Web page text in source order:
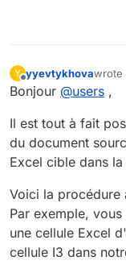
Y
Offline
yyevtykhovawrote
last
Bonjour @users ,
Il est tout à fait
du document
Excel cible dans
Voici la procédure
Par exemple,
une cellule Excel
cellule I3 dans